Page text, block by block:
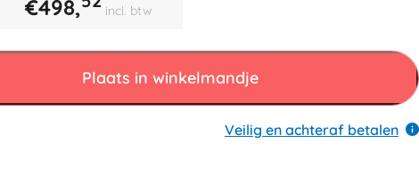
€498, incl. btw
Plaats in winkelmandje
Veilig en achteraf betalen